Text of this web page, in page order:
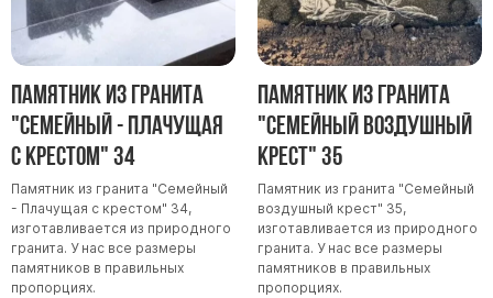
Цоколь из гранита
Ограды из гранита
Ограды из чугуна
Столбы для ограды чугун
Ограды металл
Столы и лавки
Тротуарная плитка
Вазы полимерные
Подсвечники
Памятник из гранита
"Семейный - Плачущая
с крестом" 34
Памятник из гранита "Семейный
- Плачущая с крестом" 34,
изготавливается из природного
гранита. У нас все размеры
памятников в правильных
пропорциях.
Памятник из гранита
"Семейный воздушный
крест" 35
Памятник из гранита "Семейный
воздушный крест" 35,
изготавливается из природного
гранита. У нас все размеры
памятников в правильных
пропорциях.